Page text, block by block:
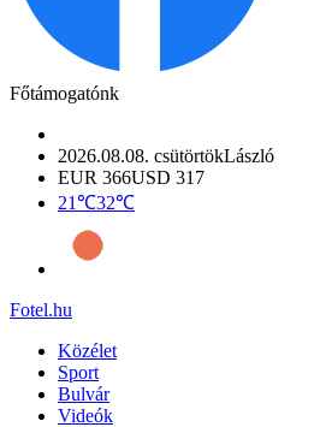
Főtámogatónk
2026.08.08. csütörtökLászló
EUR 366USD 317
21℃32℃
Fotel.hu
Közélet
Sport
Bulvár
Videók